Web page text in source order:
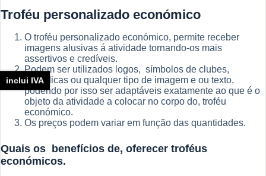
Troféu personalizado económico
O troféu personalizado económico, permite receber
imagens alusivas á atividade tornando-os mais
assertivos e credíveis.
Podem ser utilizados logos, símbolos de clubes,
heráldicas ou qualquer tipo de imagem e ou texto,
podendo por isso ser adaptáveis exatamente ao que é o
objeto da atividade a colocar no corpo do, troféu
económico.
Os preços podem variar em função das quantidades.
Quais os benefícios de, oferecer troféus
económicos.
inclui IVA